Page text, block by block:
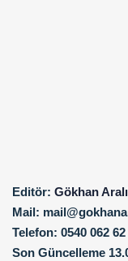
Editör: Gökhan
Mail:
Telefon: 0540 062 62
Son Güncelleme